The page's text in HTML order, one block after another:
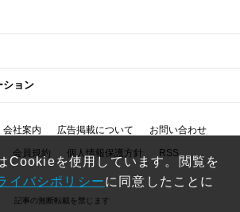
ション
会社案内 広告掲載について お問い合わせ
会員規約 個人情報保護方針 RSS
記事の無断転載を禁じます
Cookieを使用しています。閲覧を
イバシポリシーに同意したことに